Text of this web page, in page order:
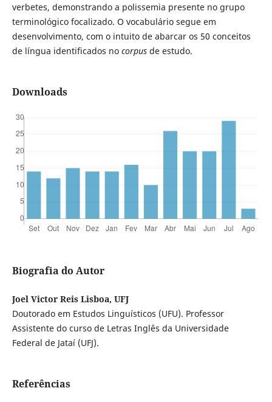
verbetes, demonstrando a polissemia presente no grupo
terminológico focalizado. O vocabulário segue em
desenvolvimento, com o intuito de abarcar os 50 conceitos
de língua identificados no corpus de estudo.
Downloads
Biografia do Autor
Joel Victor Reis Lisboa, UFJ
Doutorado em Estudos Linguísticos (UFU). Professor
Assistente do curso de Letras Inglês da Universidade
Federal de Jataí (UFJ).
Referências